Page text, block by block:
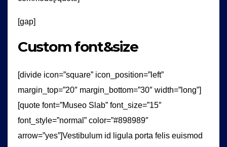
[gap]
Custom font&size
[divide icon=”square” icon_position=”left”
margin_top=”20″ margin_bottom=”30″ width=”long”]
[quote font=”Museo Slab” font_size=”15″
font_style=”normal” color=”#898989″
arrow=”yes”]Vestibulum id ligula porta felis euismod